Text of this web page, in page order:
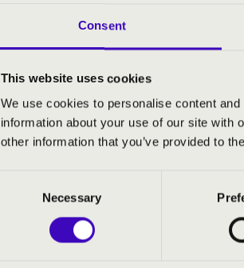
Consent
This website uses cookies
We use cookies to personalise content
information about your use of our site with
other information that you’ve provided to
Necessary
Laposa Julcsi & The Band